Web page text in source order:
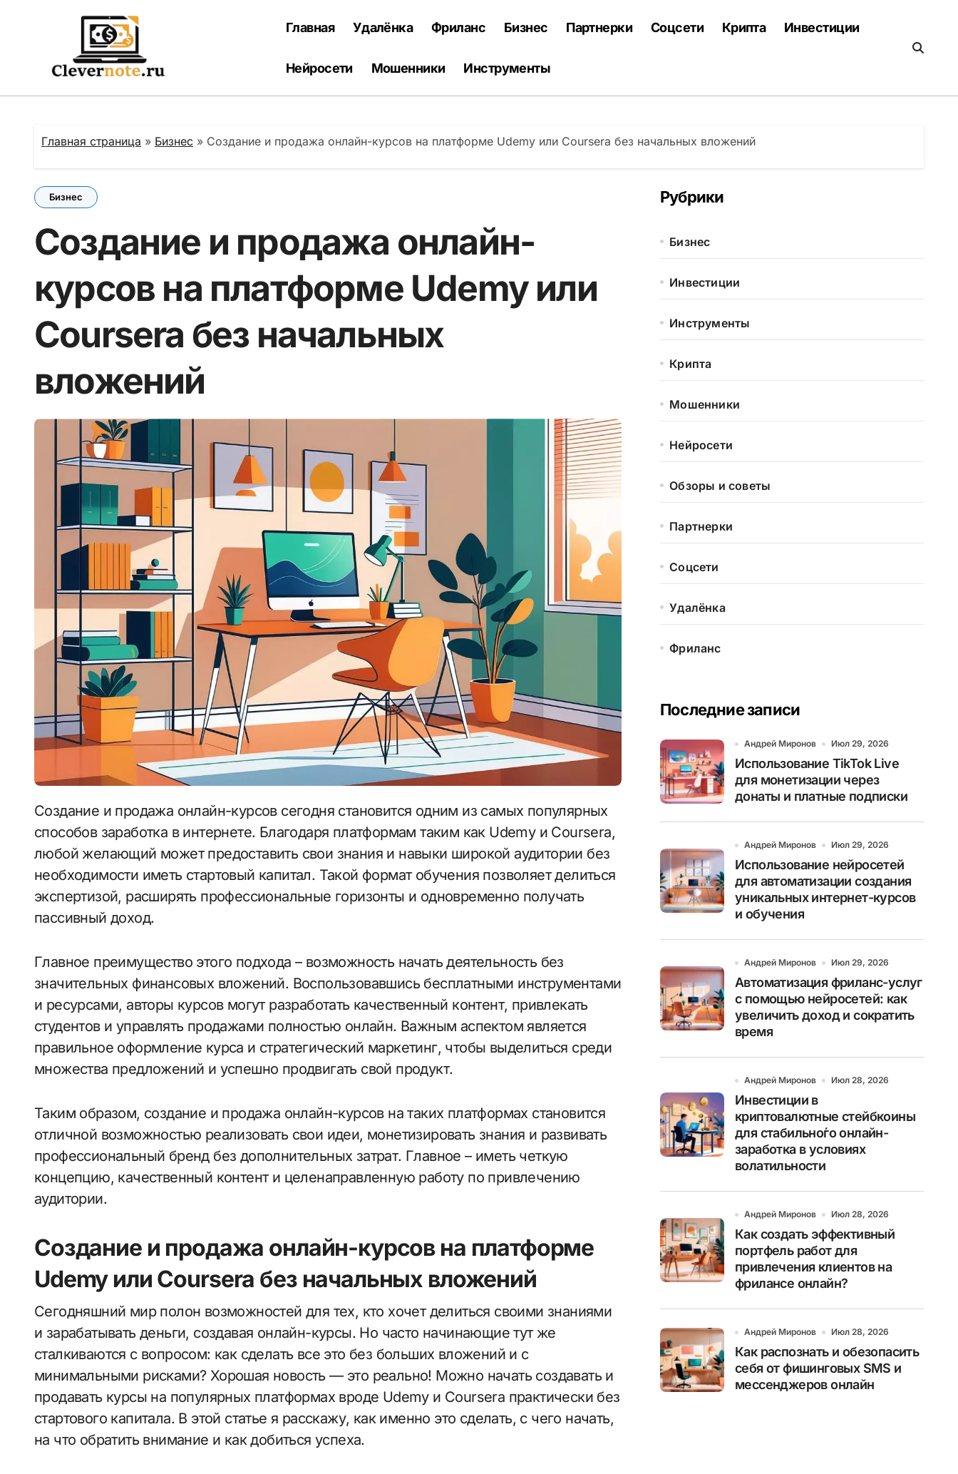
Главная Удалёнка Фриланс Бизнес Партнерки Соцсети Крипта Инвестиции
Нейросети Мошенники Инструменты
Главная страница » Бизнес » Создание и продажа онлайн-курсов на платформе Udemy или Coursera без начальных вложений
Бизнес
Создание и продажа онлайн-
курсов на платформе Udemy или
Coursera без начальных
вложений
Создание и продажа онлайн-курсов сегодня становится одним из самых популярных
способов заработка в интернете. Благодаря платформам таким как Udemy и Coursera,
любой желающий может предоставить свои знания и навыки широкой аудитории без
необходимости иметь стартовый капитал. Такой формат обучения позволяет делиться
экспертизой, расширять профессиональные горизонты и одновременно получать
пассивный доход.
Главное преимущество этого подхода – возможность начать деятельность без
значительных финансовых вложений. Воспользовавшись бесплатными инструментами
и ресурсами, авторы курсов могут разработать качественный контент, привлекать
студентов и управлять продажами полностью онлайн. Важным аспектом является
правильное оформление курса и стратегический маркетинг, чтобы выделиться среди
множества предложений и успешно продвигать свой продукт.
Таким образом, создание и продажа онлайн-курсов на таких платформах становится
отличной возможностью реализовать свои идеи, монетизировать знания и развивать
профессиональный бренд без дополнительных затрат. Главное – иметь четкую
концепцию, качественный контент и целенаправленную работу по привлечению
аудитории.
Создание и продажа онлайн-курсов на платформе
Udemy или Coursera без начальных вложений
Сегодняшний мир полон возможностей для тех, кто хочет делиться своими знаниями
и зарабатывать деньги, создавая онлайн-курсы. Но часто начинающие тут же
сталкиваются с вопросом: как сделать все это без больших вложений и с
минимальными рисками? Хорошая новость — это реально! Можно начать создавать и
продавать курсы на популярных платформах вроде Udemy и Coursera практически без
стартового капитала. В этой статье я расскажу, как именно это сделать, с чего начать,
на что обратить внимание и как добиться успеха.
Рубрики
Бизнес
Инвестиции
Инструменты
Крипта
Мошенники
Нейросети
Обзоры и советы
Партнерки
Соцсети
Удалёнка
Фриланс
Последние записи
Андрей Миронов Июл 29, 2026
Использование TikTok Live
для монетизации через
донаты и платные подписки
Андрей Миронов Июл 29, 2026
Использование нейросетей
для автоматизации создания
уникальных интернет-курсов
и обучения
Андрей Миронов Июл 29, 2026
Автоматизация фриланс-услуг
с помощью нейросетей: как
увеличить доход и сократить
время
Андрей Миронов Июл 28, 2026
Инвестиции в
криптовалютные стейбкоины
для стабильно́го онлайн-
заработка в условиях
волатильности
Андрей Миронов Июл 28, 2026
Как создать эффективный
портфель работ для
привлечения клиентов на
фрилансе онлайн?
Андрей Миронов Июл 28, 2026
Как распознать и обезопасить
себя от фишинговых SMS и
мессенджеров онлайн